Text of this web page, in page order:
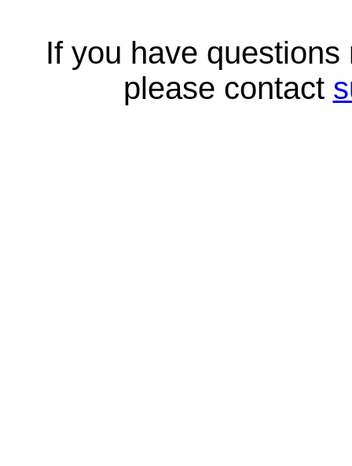
If you have
please contact